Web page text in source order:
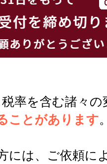
率を含む諸々
ことがあります
には、ご依頼に